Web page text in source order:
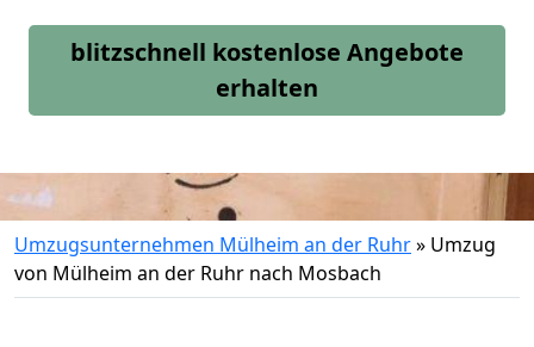
blitzschnell kostenlose Angebote
erhalten
Umzugsunternehmen Mülheim an der Ruhr» Umzug
von Mülheim an der Ruhr nach Mosbach